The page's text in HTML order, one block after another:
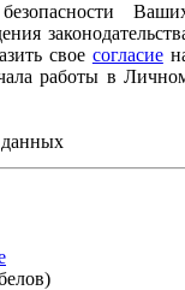
свое согласие
работы в
данных